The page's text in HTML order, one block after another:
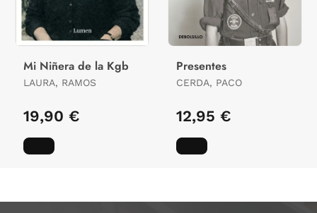
Mi Niñera de la Kgb
LAURA, RAMOS
19,90 €
Presentes
CERDA, PACO
12,95 €